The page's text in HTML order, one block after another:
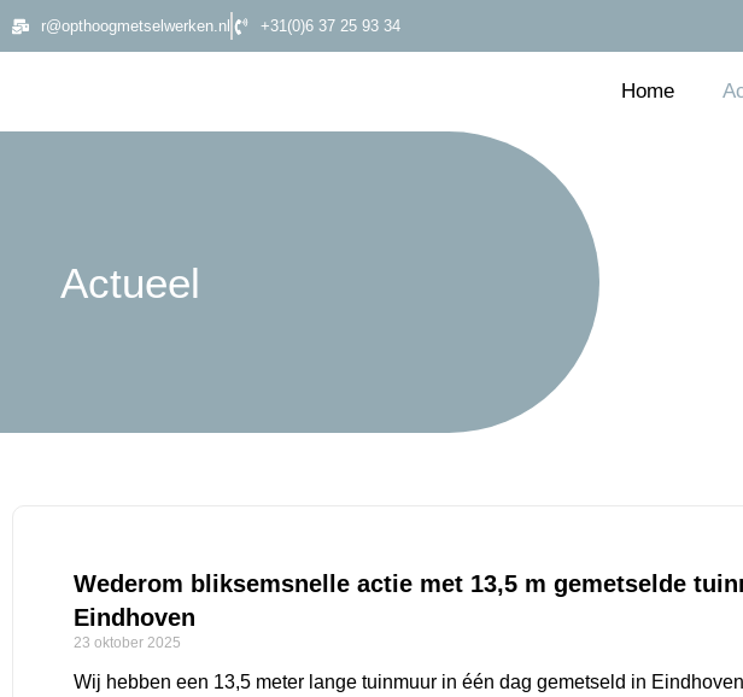
r@opthoogmetselwerken.nl +31(0)6 37 25 93 34
Home
Actueel
Wederom bliksemsnelle actie met 13,5 m gemetselde
Eindhoven
23 oktober 2025
Wij hebben een 13,5 meter lange tuinmuur in één dag gemetseld in